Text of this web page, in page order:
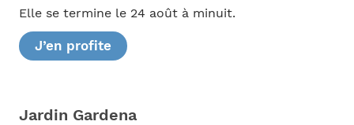
Elle se termine le 24 août à minuit.
J’en profite
Jardin Gardena